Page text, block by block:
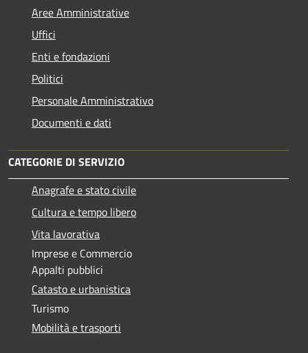
Aree Amministrative
Uffici
Enti e fondazioni
Politici
Personale Amministrativo
Documenti e dati
CATEGORIE DI SERVIZIO
Anagrafe e stato civile
Cultura e tempo libero
Vita lavorativa
Imprese e Commercio
Appalti pubblici
Catasto e urbanistica
Turismo
Mobilità e trasporti